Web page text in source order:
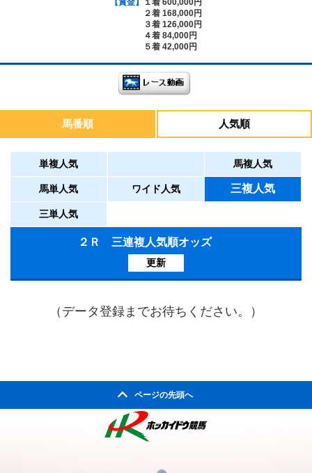
【賞金】
１着 600,000円
２着 168,000円
３着 126,000円
４着 84,000円
５着 42,000円
馬番順 人気順
単複人気 馬複人気
馬単人気 ワイド人気 三複人気
三単人気
２Ｒ 三連複人気順オッズ
更新
（データ登録までお待ちください。）
ページの先頭へ